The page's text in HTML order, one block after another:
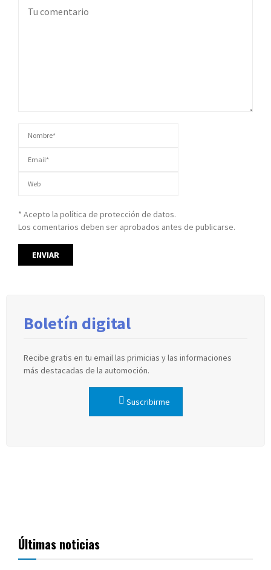
* Acepto la política de protección de datos.
Los comentarios deben ser aprobados antes de publicarse.
Boletín digital
Recibe gratis en tu email las primicias y las informaciones
más destacadas de la automoción.
Suscribirme
Últimas noticias